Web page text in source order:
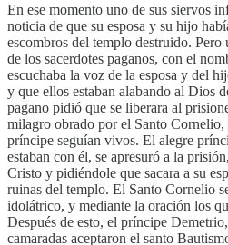
En ese momento uno de sus siervos
noticia de que su esposa y su hijo
escombros del templo destruido.
de los sacerdotes paganos, con el
escuchaba la voz de la esposa y del
y que ellos estaban alabando al Dios
pagano pidió que se liberara al
milagro obrado por el Santo
príncipe seguían vivos. El alegre
estaban con él, se apresuró a la
Cristo y pidiéndole que sacara a su
ruinas del templo. El Santo Cornelio
idolátrico, y mediante la oración los
Después de esto, el príncipe
camaradas aceptaron el santo